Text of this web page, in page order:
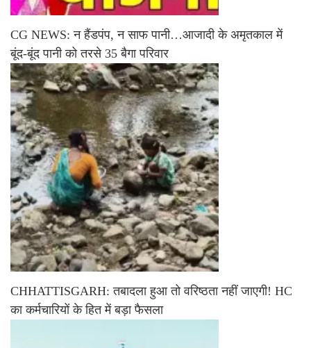
CG NEWS: न हैंडपंप, न साफ पानी…आजादी के अमृतकाल में
बूंद-बूंद पानी को तरसे 35 बैगा परिवार
CHHATTISGARH: तबादला हुआ तो वरिष्ठता नहीं जाएगी! HC
का कर्मचारियों के हित में बड़ा फैसला